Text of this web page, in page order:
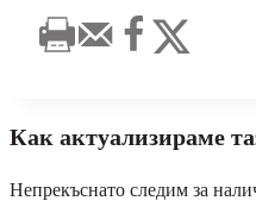
Как актуализираме
Непрекъснато следим за